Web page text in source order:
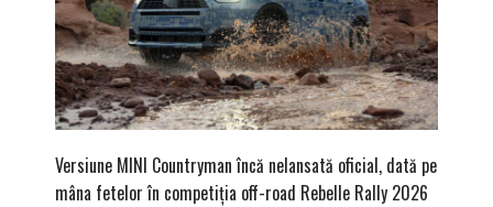
Versiune MINI Countryman încă nelansată oficial, dată pe
mâna fetelor în competiția off-road Rebelle Rally 2026